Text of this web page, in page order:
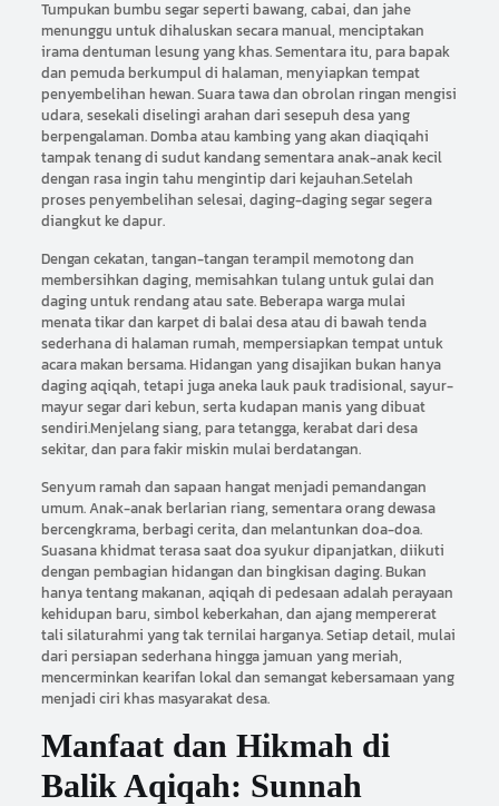
Tumpukan bumbu segar seperti bawang, cabai, dan jahe
menunggu untuk dihaluskan secara manual, menciptakan
irama dentuman lesung yang khas. Sementara itu, para bapak
dan pemuda berkumpul di halaman, menyiapkan tempat
penyembelihan hewan. Suara tawa dan obrolan ringan mengisi
udara, sesekali diselingi arahan dari sesepuh desa yang
berpengalaman. Domba atau kambing yang akan diaqiqahi
tampak tenang di sudut kandang sementara anak-anak kecil
dengan rasa ingin tahu mengintip dari kejauhan.Setelah
proses penyembelihan selesai, daging-daging segar segera
diangkut ke dapur.
Dengan cekatan, tangan-tangan terampil memotong dan
membersihkan daging, memisahkan tulang untuk gulai dan
daging untuk rendang atau sate. Beberapa warga mulai
menata tikar dan karpet di balai desa atau di bawah tenda
sederhana di halaman rumah, mempersiapkan tempat untuk
acara makan bersama. Hidangan yang disajikan bukan hanya
daging aqiqah, tetapi juga aneka lauk pauk tradisional, sayur-
mayur segar dari kebun, serta kudapan manis yang dibuat
sendiri.Menjelang siang, para tetangga, kerabat dari desa
sekitar, dan para fakir miskin mulai berdatangan.
Senyum ramah dan sapaan hangat menjadi pemandangan
umum. Anak-anak berlarian riang, sementara orang dewasa
bercengkrama, berbagi cerita, dan melantunkan doa-doa.
Suasana khidmat terasa saat doa syukur dipanjatkan, diikuti
dengan pembagian hidangan dan bingkisan daging. Bukan
hanya tentang makanan, aqiqah di pedesaan adalah perayaan
kehidupan baru, simbol keberkahan, dan ajang mempererat
tali silaturahmi yang tak ternilai harganya. Setiap detail, mulai
dari persiapan sederhana hingga jamuan yang meriah,
mencerminkan kearifan lokal dan semangat kebersamaan yang
menjadi ciri khas masyarakat desa.
Manfaat dan Hikmah di
Balik Aqiqah: Sunnah